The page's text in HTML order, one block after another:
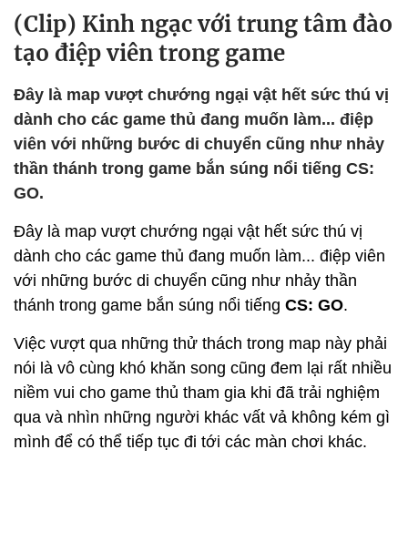
(Clip) Kinh ngạc với trung tâm đào
tạo điệp viên trong game
Đây là map vượt chướng ngại vật hết sức thú vị
dành cho các game thủ đang muốn làm... điệp
viên với những bước di chuyển cũng như nhảy
thần thánh trong game bắn súng nổi tiếng CS:
GO.
Đây là map vượt chướng ngại vật hết sức thú vị
dành cho các game thủ đang muốn làm... điệp viên
với những bước di chuyển cũng như nhảy thần
thánh trong game bắn súng nổi tiếng CS: GO.
Việc vượt qua những thử thách trong map này phải
nói là vô cùng khó khăn song cũng đem lại rất nhiều
niềm vui cho game thủ tham gia khi đã trải nghiệm
qua và nhìn những người khác vất vả không kém gì
mình để có thể tiếp tục đi tới các màn chơi khác.